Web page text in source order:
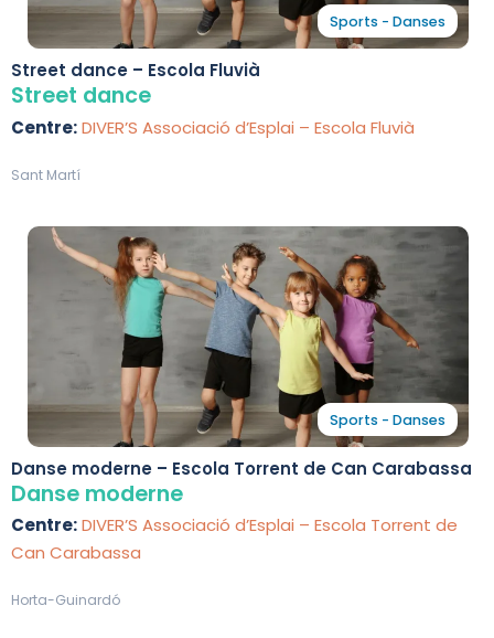
Sports - Danses
Street dance – Escola Fluvià
Street dance
Centre:DIVER’S Associació d’Esplai – Escola Fluvià
Sant Martí
Sports - Danses
Danse moderne – Escola Torrent de Can Carabassa
Danse moderne
Centre:DIVER’S Associació d’Esplai – Escola Torrent de
Can Carabassa
Horta-Guinardó